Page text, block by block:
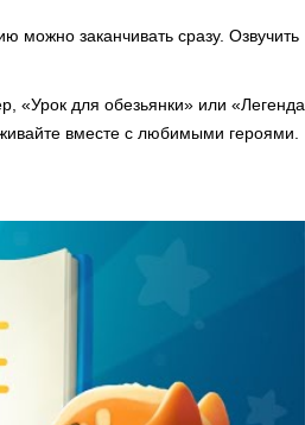
можно заканчивать сразу. Озвучить
«Урок для обезьянки» или «Легенда
вместе с любимыми героями.